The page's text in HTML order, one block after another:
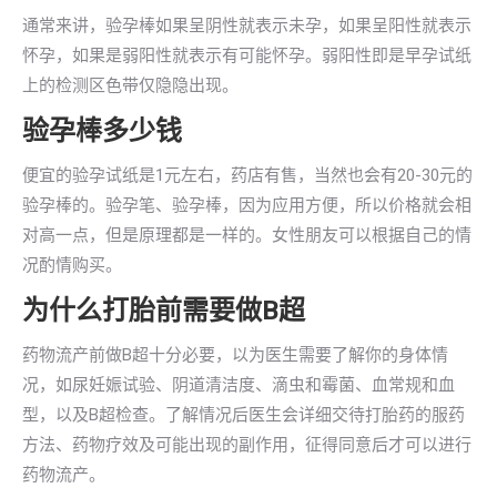
通常来讲，验孕棒如果呈阴性就表示未孕，如果呈阳性就表示
怀孕，如果是弱阳性就表示有可能怀孕。弱阳性即是早孕试纸
上的检测区色带仅隐隐出现。
验孕棒多少钱
便宜的验孕试纸是1元左右，药店有售，当然也会有20-30元的
验孕棒的。验孕笔、验孕棒，因为应用方便，所以价格就会相
对高一点，但是原理都是一样的。女性朋友可以根据自己的情
况酌情购买。
为什么打胎前需要做B超
药物流产前做B超十分必要，以为医生需要了解你的身体情
况，如尿妊娠试验、阴道清洁度、滴虫和霉菌、血常规和血
型，以及B超检查。了解情况后医生会详细交待打胎药的服药
方法、药物疗效及可能出现的副作用，征得同意后才可以进行
药物流产。